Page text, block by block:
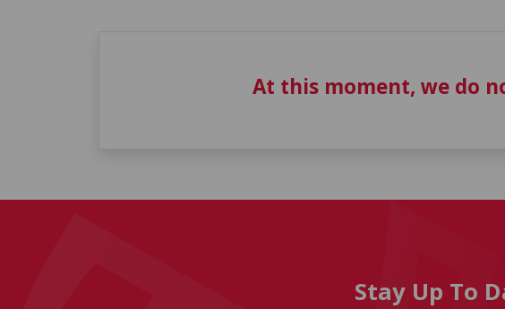
At this moment, we do
Stay Up To